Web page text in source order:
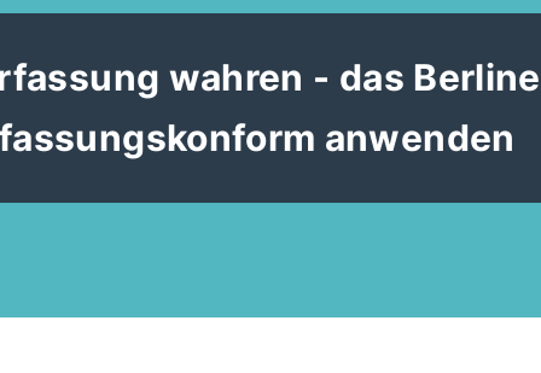
wahren - das
anwenden